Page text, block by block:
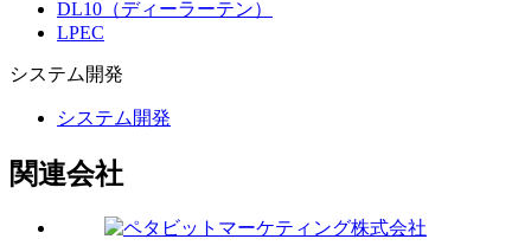
DL10（ディーラーテン）
LPEC
システム 開発
システム開発
関連会社